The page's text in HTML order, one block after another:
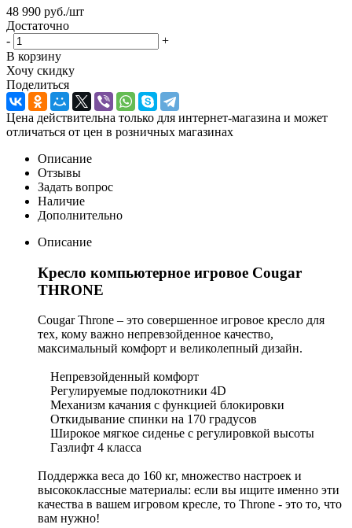
48 990 руб./шт
Достаточно
-
+
В корзину
Хочу скидку
Поделиться
Цена действительна только для интернет-магазина и может
отличаться от цен в розничных магазинах
Описание
Отзывы
Задать вопрос
Наличие
Дополнительно
Описание
Кресло компьютерное игровое Cougar
THRONE
Cougar Throne – это совершенное игровое кресло для
тех, кому важно непревзойденное качество,
максимальный комфорт и великолепный дизайн.
Непревзойденный комфорт
Регулируемые подлокотники 4D
Механизм качания с функцией блокировки
Откидывание спинки на 170 градусов
Широкое мягкое сиденье с регулировкой высоты
Газлифт 4 класса
Поддержка веса до 160 кг, множество настроек и
высококлассные материалы: если вы ищите именно эти
качества в вашем игровом кресле, то Throne - это то, что
вам нужно!